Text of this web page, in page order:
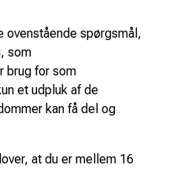
ovenstående spørgsmål,
som
brug for som
et udpluk af de
kan få del og
at du er mellem 16